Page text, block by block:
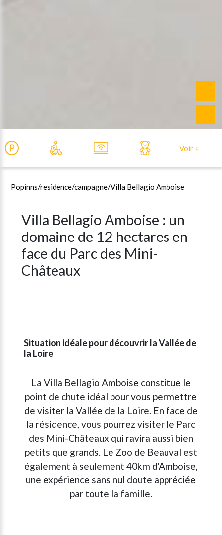
Voir +
Popinns/residence/campagne/Villa Bellagio Amboise
Villa Bellagio Amboise : un
domaine de 12 hectares en
face du Parc des Mini-
Châteaux
Situation idéale pour découvrir la Vallée de
la Loire
La Villa Bellagio Amboise constitue le
point de chute idéal pour vous permettre
de visiter la Vallée de la Loire. En face de
la résidence, vous pourrez visiter le Parc
des Mini-Châteaux qui ravira aussi bien
petits que grands. Le Zoo de Beauval est
également à seulement 40km d'Amboise,
une expérience sans nul doute appréciée
par toute la famille.